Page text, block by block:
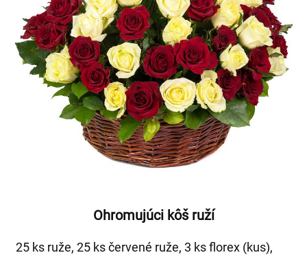
Ohromujúci kôš ruží
25 ks ruže, 25 ks červené ruže, 3 ks florex (kus),